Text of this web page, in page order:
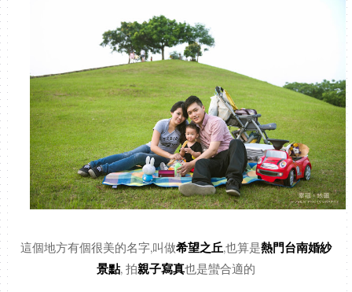
這個地方有個很美的名字,叫做希望之丘,也算是熱門台南婚紗
景點, 拍親子寫真也是蠻合適的